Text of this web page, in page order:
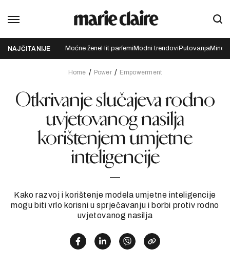
NAJČITANIJE Moćne ženeHit parfemi Modni trendovi Putovanja
Home Power Empowerment
Otkrivanje slučajeva rodno
uvjetovanog nasilja
korištenjem umjetne
inteligencije
Kako razvoj i korištenje modela umjetne inteligencije
mogu biti vrlo korisni u sprječavanju i borbi protiv rodno
uvjetovanog nasilja